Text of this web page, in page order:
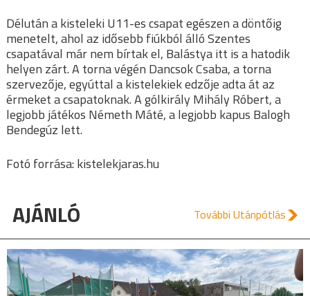
Délután a kisteleki U11-es csapat egészen a döntőig
menetelt, ahol az idősebb fiúkból álló Szentes
csapatával már nem bírtak el, Balástya itt is a hatodik
helyen zárt. A torna végén Dancsok Csaba, a torna
szervezője, egyúttal a kistelekiek edzője adta át az
érmeket a csapatoknak. A gólkirály Mihály Róbert, a
legjobb játékos Németh Máté, a legjobb kapus Balogh
Bendegúz lett.
Fotó forrása: kistelekjaras.hu
AJÁNLÓ További Utánpótlás